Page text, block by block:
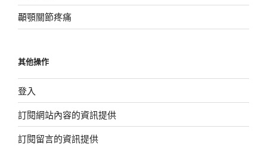
顳顎關節疼痛
其他操作
登入
訂閱網站內容的資訊提供
訂閱留言的資訊提供